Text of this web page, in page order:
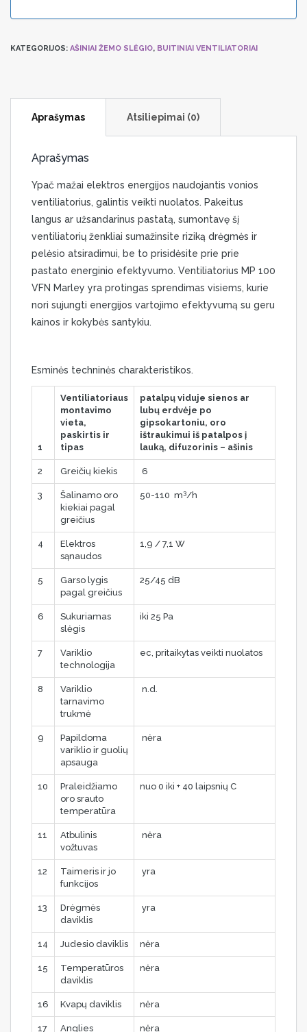
KATEGORIJOS: AŠINIAI ŽEMO SLĖGIO, BUITINIAI VENTILIATORIAI
Aprašymas Atsiliepimai (0)
Aprašymas
Ypač mažai elektros energijos naudojantis vonios
ventiliatorius, galintis veikti nuolatos. Pakeitus
langus ar užsandarinus pastatą, sumontavę šį
ventiliatorių ženkliai sumažinsite riziką drėgmės ir
pelėsio atsiradimui, be to prisidėsite prie prie
pastato energinio efektyvumo. Ventiliatorius MP 100
VFN Marley yra protingas sprendimas visiems, kurie
nori sujungti energijos vartojimo efektyvumą su geru
kainos ir kokybės santykiu.
Esminės techninės charakteristikos.
1
Ventiliatoriaus
montavimo
vieta,
paskirtis ir
tipas
patalpų viduje sienos ar
lubų erdvėje po
gipsokartoniu, oro
ištraukimui iš patalpos į
lauką, difuzorinis – ašinis
2 Greičių kiekis 6
3
Šalinamo oro
kiekiai pagal
greičius
50-110 m3/h
4
Elektros
sąnaudos
1,9 / 7,1 W
5
Garso lygis
pagal greičius
25/45 dB
6
Sukuriamas
slėgis
iki 25 Pa
7
Variklio
technologija
ec, pritaikytas veikti nuolatos
8
Variklio
tarnavimo
trukmė
n.d.
9
Papildoma
variklio ir guolių
apsauga
nėra
10
Praleidžiamo
oro srauto
temperatūra
nuo 0 iki + 40 laipsnių C
11
Atbulinis
vožtuvas
nėra
12
Taimeris ir jo
funkcijos
yra
13
Drėgmės
daviklis
yra
14 Judesio daviklis nėra
15
Temperatūros
daviklis
nėra
16 Kvapų daviklis nėra
17 Anglies nėra